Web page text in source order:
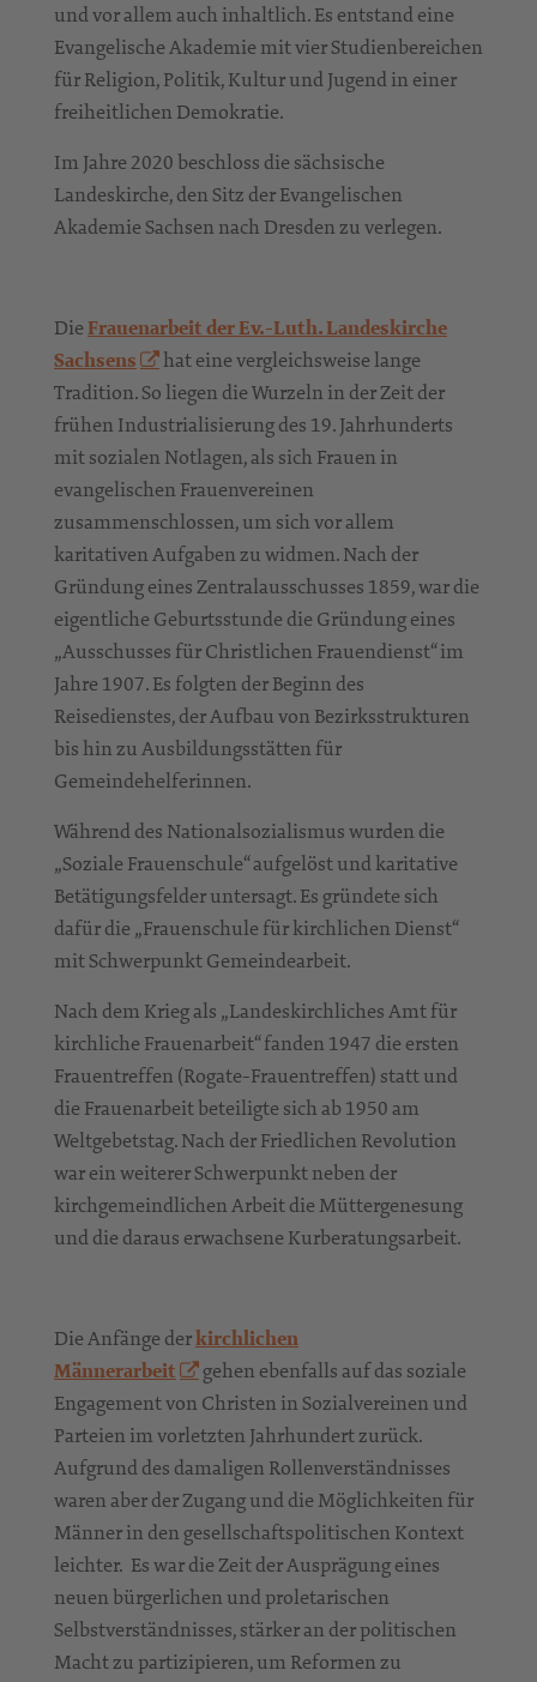
und vor allem auch inhaltlich. Es entstand eine
Evangelische Akademie mit vier Studienbereichen
für Religion, Politik, Kultur und Jugend in einer
freiheitlichen Demokratie.
Im Jahre 2020 beschloss die sächsische
Landeskirche, den Sitz der Evangelischen
Akademie Sachsen nach Dresden zu verlegen.
DieFrauenarbeit der Ev.-Luth. Landeskirche
Sachsens
hat eine vergleichsweise lange
Tradition. So liegen die Wurzeln in der Zeit der
frühen Industrialisierung des 19. Jahrhunderts
mit sozialen Notlagen, als sich Frauen in
evangelischen Frauenvereinen
zusammenschlossen, um sich vor allem
karitativen Aufgaben zu widmen. Nach der
Gründung eines Zentralausschusses 1859, war die
eigentliche Geburtsstunde die Gründung eines
„Ausschusses für Christlichen Frauendienst“ im
Jahre 1907. Es folgten der Beginn des
Reisedienstes, der Aufbau von Bezirksstrukturen
bis hin zu Ausbildungsstätten für
Gemeindehelferinnen.
Während des Nationalsozialismus wurden die
„Soziale Frauenschule“ aufgelöst und karitative
Betätigungsfelder untersagt. Es gründete sich
dafür die „Frauenschule für kirchlichen Dienst“
mit Schwerpunkt Gemeindearbeit.
Nach dem Krieg als „Landeskirchliches Amt für
kirchliche Frauenarbeit“ fanden 1947 die ersten
Frauentreffen (Rogate-Frauentreffen) statt und
die Frauenarbeit beteiligte sich ab 1950 am
Weltgebetstag. Nach der Friedlichen Revolution
war ein weiterer Schwerpunkt neben der
kirchgemeindlichen Arbeit die Müttergenesung
und die daraus erwachsene Kurberatungsarbeit.
Die Anfänge derkirchlichen
Männerarbeit
gehen ebenfalls auf das soziale
Engagement von Christen in Sozialvereinen und
Parteien im vorletzten Jahrhundert zurück.
Aufgrund des damaligen Rollenverständnisses
waren aber der Zugang und die Möglichkeiten für
Männer in den gesellschaftspolitischen Kontext
leichter. Es war die Zeit der Ausprägung eines
neuen bürgerlichen und proletarischen
Selbstverständnisses, stärker an der politischen
Macht zu partizipieren, um Reformen zu